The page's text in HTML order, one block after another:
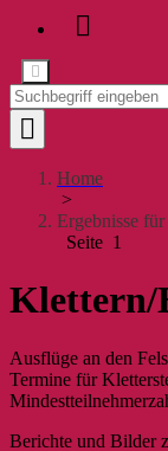
Home
>
Ergebnisse
Seite 1
Klettern/
Ausflüge an den
Termine für
Berichte und Bilder